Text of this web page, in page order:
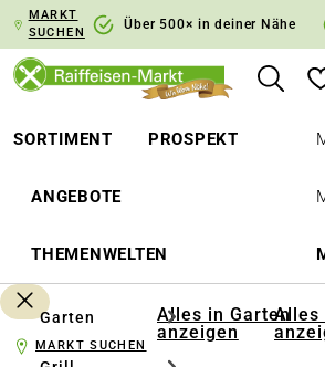
Zur Hauptnavigation
MARKT
SUCHEN
Über 500× in deiner Nähe
SORTIMENT PROSPEKT
ANGEBOTE
THEMENWELTEN
Garten
Alles in Garten
anzeigen
Alles
MARKT SUCHEN